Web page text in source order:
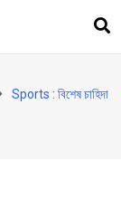
Sports : বিশেষ চাহিদা